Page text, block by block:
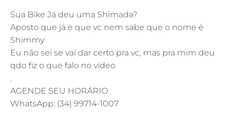
Sua Bike Já deu uma Shimada?
Aposto que já e que vc nem sabe que o nome é
Shimmy
Eu não sei se vai dar certo pra vc, mas pra mim deu
qdo fiz o que falo no vídeo
.
AGENDE SEU HORÁRIO
WhatsApp: (34) 99714-1007